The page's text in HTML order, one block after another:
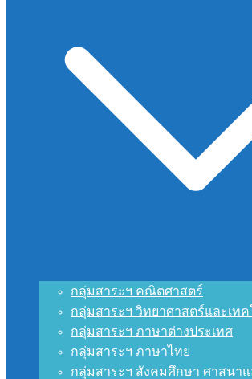
กลุ่มสาระฯ คณิตศาสตร์
กลุ่มสาระฯ วิทยาศาสตร์และเท
กลุ่มสาระฯ ภาษาต่างประเทศ
กลุ่มสาระฯ ภาษาไทย
กลุ่มสาระฯ สังคมศึกษา ศาสนา